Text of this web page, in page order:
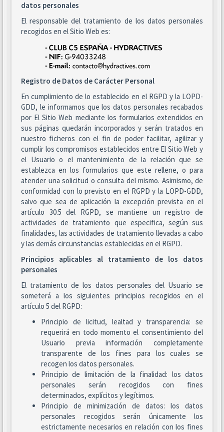
datos personales
El responsable del tratamiento de los datos personales
recogidos en el Sitio Web es:
Registro de Datos de Carácter Personal
En cumplimiento de lo establecido en el RGPD y la LOPD-
GDD, le informamos que los datos personales recabados
por El Sitio Web mediante los formularios extendidos en
sus páginas quedarán incorporados y serán tratados en
nuestro ficheros con el fin de poder facilitar, agilizar y
cumplir los compromisos establecidos entre El Sitio Web y
el Usuario o el mantenimiento de la relación que se
establezca en los formularios que este rellene, o para
atender una solicitud o consulta del mismo. Asimismo, de
conformidad con lo previsto en el RGPD y la LOPD-GDD,
salvo que sea de aplicación la excepción prevista en el
artículo 30.5 del RGPD, se mantiene un registro de
actividades de tratamiento que especifica, según sus
finalidades, las actividades de tratamiento llevadas a cabo
y las demás circunstancias establecidas en el RGPD.
Principios aplicables al tratamiento de los datos
personales
El tratamiento de los datos personales del Usuario se
someterá a los siguientes principios recogidos en el
artículo 5 del RGPD:
Principio de licitud, lealtad y transparencia: se
requerirá en todo momento el consentimiento del
Usuario previa información completamente
transparente de los fines para los cuales se
recogen los datos personales.
Principio de limitación de la finalidad: los datos
personales serán recogidos con fines
determinados, explícitos y legítimos.
Principio de minimización de datos: los datos
personales recogidos serán únicamente los
estrictamente necesarios en relación con los fines